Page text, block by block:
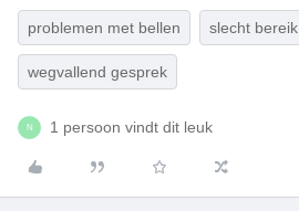
problemen met bellen slecht bereik
wegvallend gesprek
N 1 persoon vindt dit leuk